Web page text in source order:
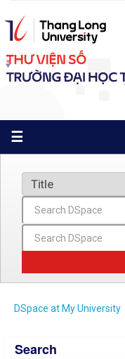
navigation
☰
DSpace at My University
Search